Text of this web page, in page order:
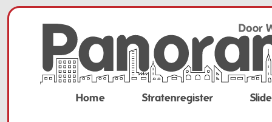
Home Stratenregister